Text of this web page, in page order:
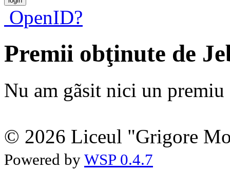
OpenID?
Premii obţinute de
Nu am gãsit nici un premiu
© 2026 Liceul "Grigore
Powered by WSP 0.4.7